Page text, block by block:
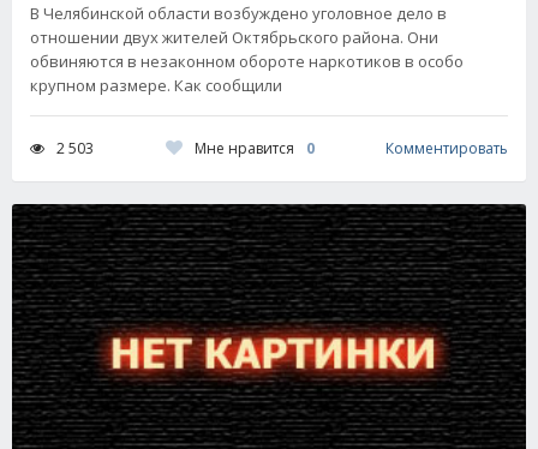
В Челябинской области возбуждено уголовное дело в
отношении двух жителей Октябрьского района. Они
обвиняются в незаконном обороте наркотиков в особо
крупном размере. Как сообщили
2 503 Мне нравится 0 Комментировать